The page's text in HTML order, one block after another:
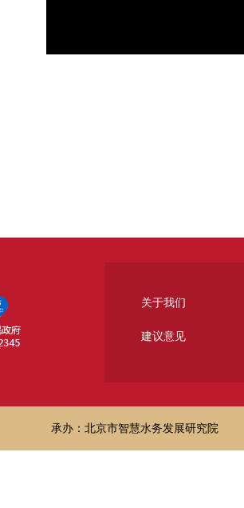
关于我们
建议意见
承办：北京市智慧水务发展研究院